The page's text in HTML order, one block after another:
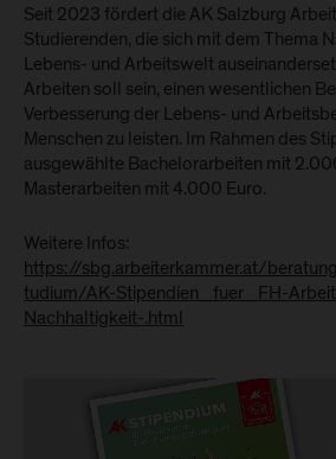
Seit 2023 fördert die AK Salzburg
Studierenden, die sich mit dem Thema
Lebens- und Arbeitswelt
Arbeiten soll sein, einen wesentlichen
Verbesserung der Lebens- und
Menschen zu leisten. Im Rahmen des
ausgewählte Bachelorarbeiten mit
Masterarbeiten mit 4.000 Euro.
Weitere Infos:
https://sbg.arbeiterkammer.at/
tudium/AK-Stipendien_fuer_FH-
Nachhaltigkeit-.html